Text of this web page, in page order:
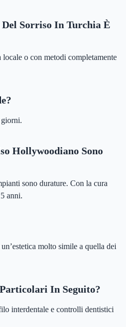
Sorriso In Turchia È
o con metodi completamente
Hollywoodiano Sono
sono durature. Con la cura
anni.
molto simile a quella dei
In Seguito?
interdentale e controlli dentistici